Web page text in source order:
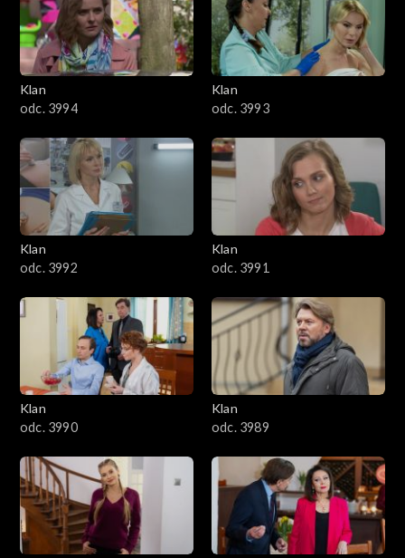
3501–3600
3401–3500
3201–3300
3101–3200
3001–3100
2901–3000
2801–2900
2701–2800
2501–2600
2401–2500
Klan
odc. 3994
Klan
odc. 3993
Klan
odc. 3992
Klan
odc. 3991
Klan
odc. 3990
Klan
odc. 3989